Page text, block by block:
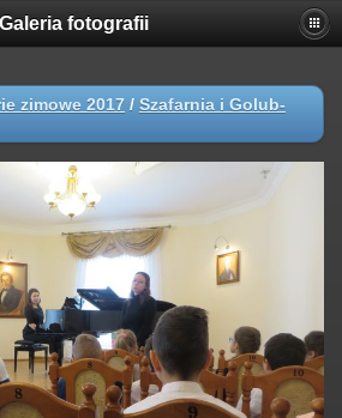
Galeria fotografii
zimowe 2017 / Szafarnia i Golub-